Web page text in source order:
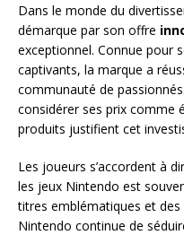
Dans le monde du
démarque par son offre
exceptionnel. Connue pour
captivants, la marque a
communauté de
considérer ses prix comme
produits justifient cet
Les joueurs s’accordent à
les jeux Nintendo est
titres emblématiques et des
Nintendo continue de